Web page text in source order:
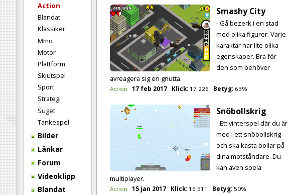
Action
Blandat
Klassiker
Mmo
Motor
Plattform
Skjutspel
Sport
Strategi
Suget
Tankespel
Bilder
Länkar
Forum
Videoklipp
Blandat
Smashy City
- Gå bezerk i en stad
med olika figurer. Varje
karaktär har lite olika
egenskaper. Bra för
den som behöver
avreagera sig en gnutta.
Action 17 feb 2017 Klick: 17 226 Betyg: 63%
Snöbollskrig
- Ett vinterspel där du är
med i ett snöbollskrig
och ska kasta bollar på
dina motståndare. Du
kan även spela
multiplayer.
Action 15 jan 2017 Klick: 16 511 Betyg: 50%